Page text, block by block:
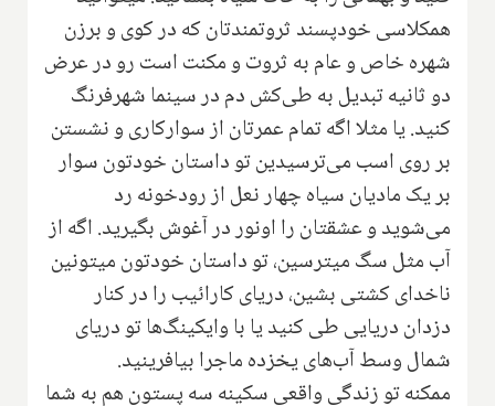
همکلاسی خودپسند ثروتمندتان که در کوی و برزن
شهره خاص و عام به ثروت و مکنت است رو در عرض
دو ثانیه تبدیل به طی‌کش دم در سینما شهرفرنگ
کنید. یا مثلا اگه تمام عمرتان از سوارکاری و نشستن
بر روی اسب می‌ترسیدین تو داستان خودتون سوار
بر یک مادیان سیاه چهار نعل از رودخونه رد
می‌شوید و عشقتان را اونور در آغوش بگیرید. اگه از
آب مثل سگ میترسین، تو داستان خودتون میتونین
ناخدای کشتی بشین، دریای کارائیب را در کنار
دزدان دریایی طی کنید یا با وایکینگ‌ها تو دریای
شمال وسط آب‌های یخزده ماجرا بیافرینید.
ممکنه تو زندگی واقعی سکینه سه پستون هم به شما